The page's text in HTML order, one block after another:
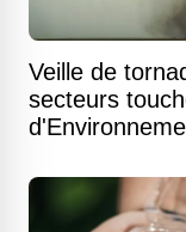
Veille de
secteurs